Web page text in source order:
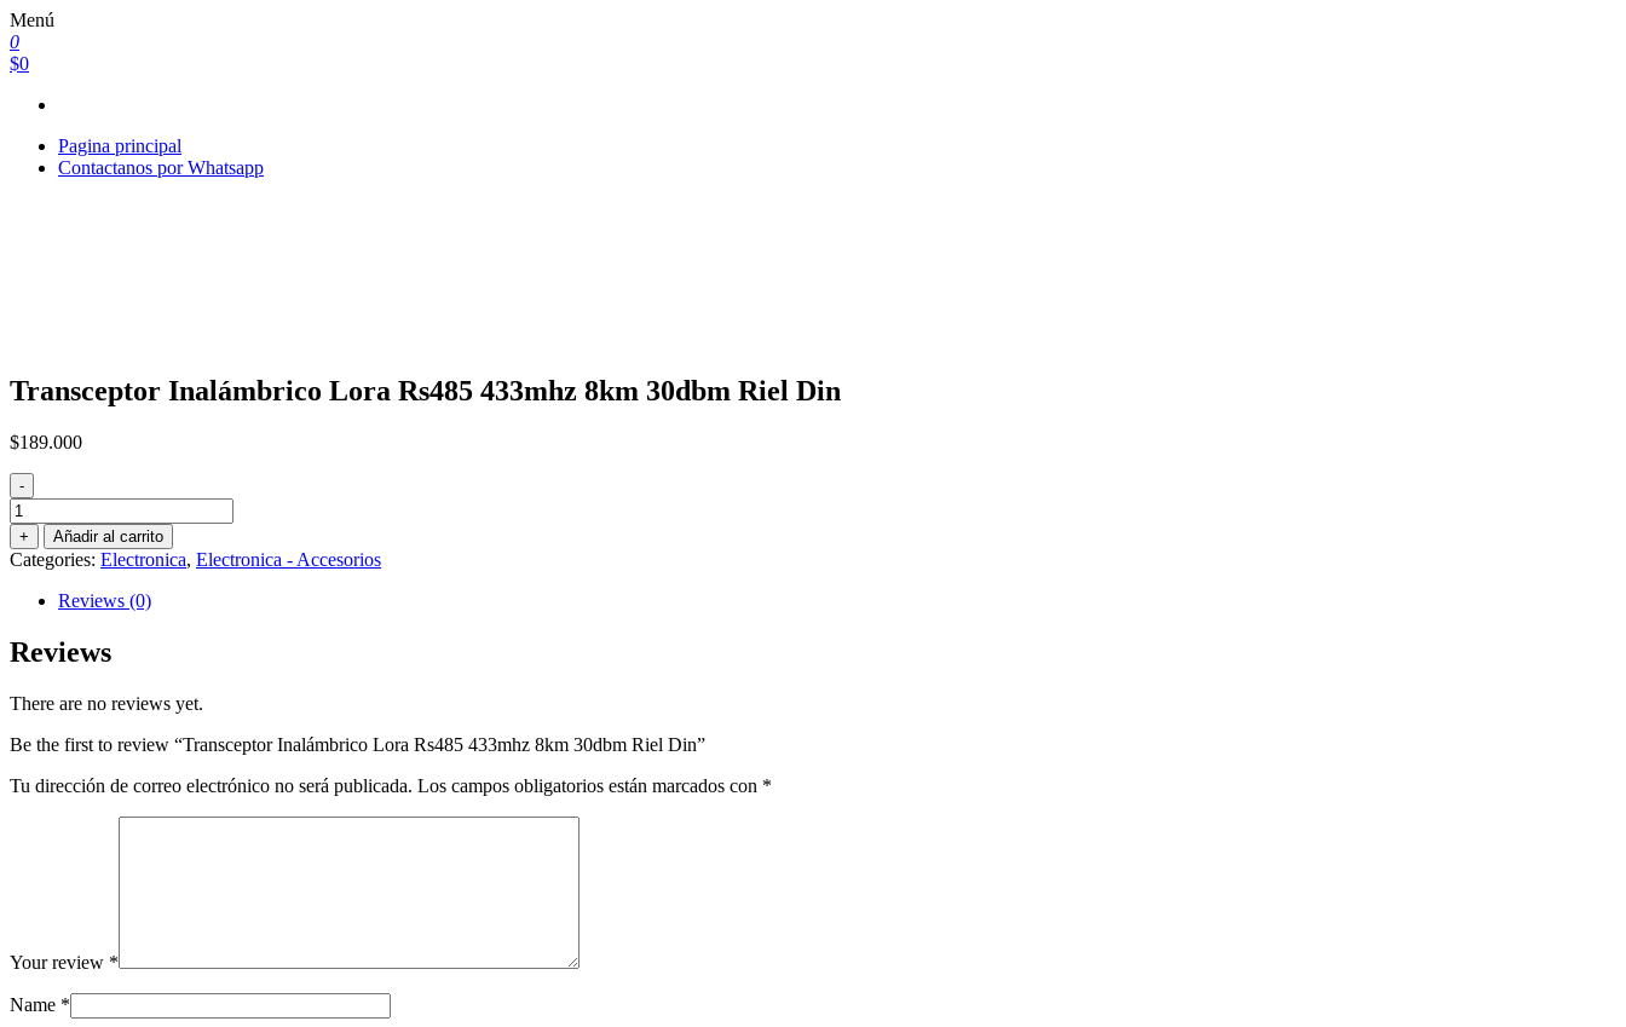
Saltar
al
contenido
Menú
0
$0
Pagina principal
Contactanos por Whatsapp
Transceptor Inalámbrico Lora Rs485 433mhz 8km 30dbm Riel Din
$189.000
-
Transceptor
Inalámbrico
Lora
Rs485
433mhz
30dbm
Riel
quantity
+ Añadir al carrito
Categories: Electronica, Electronica - Accesorios
Reviews (0)
Reviews
There are no reviews yet.
Be the first to review “Transceptor Inalámbrico Lora Rs485 433mhz 8km 30dbm Riel Din”
Tu dirección de correo electrónico no será publicada. Los campos obligatorios están marcados con *
Your review *
Name *